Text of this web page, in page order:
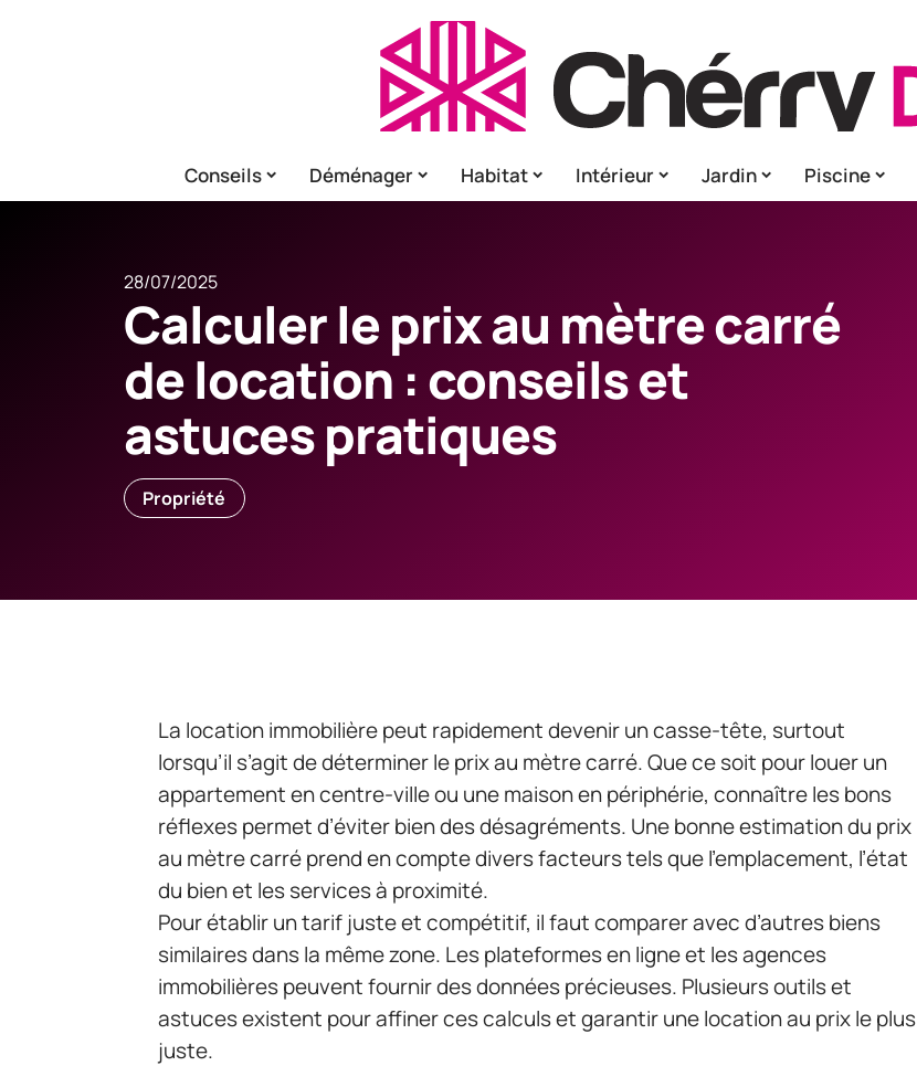
Conseils Déménager Habitat Intérieur Jardin Piscine
28/07/2025
Calculer le prix au mètre carré
de location : conseils et
astuces pratiques
Propriété
La location immobilière peut rapidement devenir un casse-tête, surtout
lorsqu’il s’agit de déterminer le prix au mètre carré. Que ce soit pour louer un
appartement en centre-ville ou une maison en périphérie, connaître les bons
réflexes permet d’éviter bien des désagréments. Une bonne estimation du prix
au mètre carré prend en compte divers facteurs tels que l’emplacement, l’état
du bien et les services à proximité.
Pour établir un tarif juste et compétitif, il faut comparer avec d’autres biens
similaires dans la même zone. Les plateformes en ligne et les agences
immobilières peuvent fournir des données précieuses. Plusieurs outils et
astuces existent pour affiner ces calculs et garantir une location au prix le plus
juste.